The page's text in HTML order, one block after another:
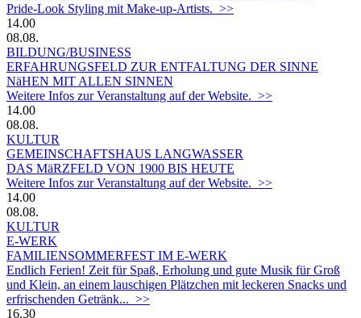
Pride-Look Styling mit Make-up-Artists. >>
14.00
08.08.
BILDUNG/BUSINESS
ERFAHRUNGSFELD ZUR ENTFALTUNG DER SINNE
NäHEN MIT ALLEN SINNEN
Weitere Infos zur Veranstaltung auf der Website. >>
14.00
08.08.
KULTUR
GEMEINSCHAFTSHAUS LANGWASSER
DAS MäRZFELD VON 1900 BIS HEUTE
Weitere Infos zur Veranstaltung auf der Website. >>
14.00
08.08.
KULTUR
E-WERK
FAMILIENSOMMERFEST IM E-WERK
Endlich Ferien! Zeit für Spaß, Erholung und gute Musik für Groß
und Klein, an einem lauschigen Plätzchen mit leckeren Snacks und
erfrischenden Getränk... >>
16.30